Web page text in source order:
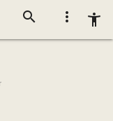
more_vert accessibility_new
search